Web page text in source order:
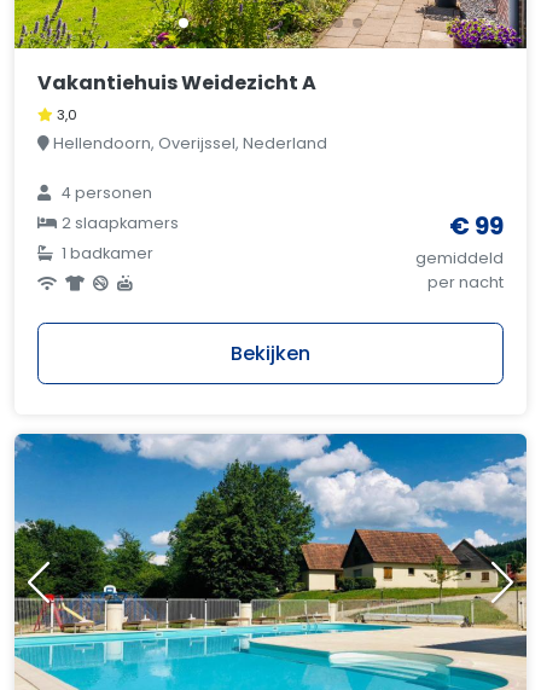
Vakantiehuis Weidezicht A
3,0
Hellendoorn, Overijssel, Nederland
4 personen
2 slaapkamers
1 badkamer
€ 99
gemiddeld
per nacht
Bekijken